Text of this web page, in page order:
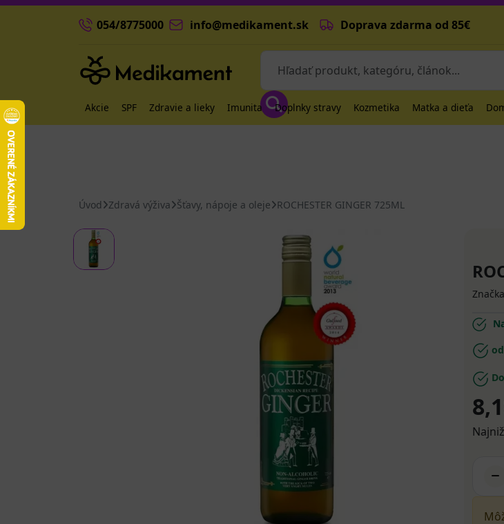
054/8775000 info@medikament.sk Doprava zdarma od 85€
Akcie SPF Zdravie a lieky Imunita Doplnky stravy Kozmetika Matka a dieťa
Úvod Zdravá výživa Šťavy, nápoje a oleje ROCHESTER GINGER 725ML